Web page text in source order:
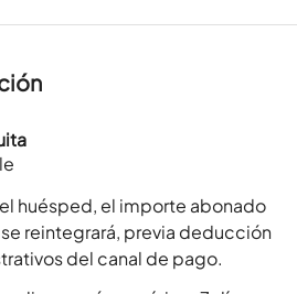
huésped, el importe abonado
reintegrará, previa deducción
del canal de pago.